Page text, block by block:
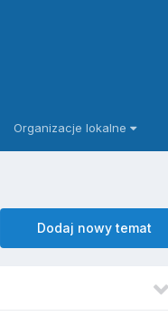
Organizacje lokalne
Dodaj nowy temat